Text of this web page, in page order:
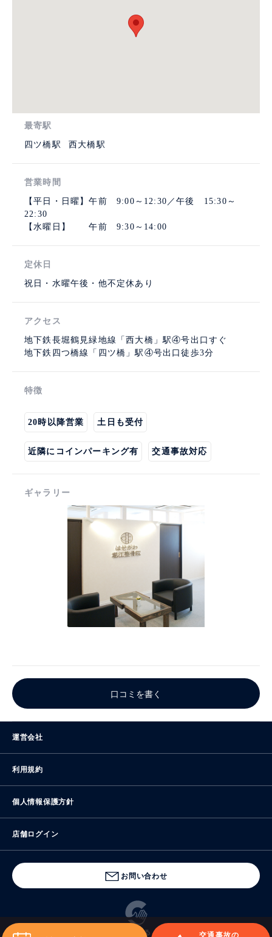
最寄駅
四ツ橋駅 西大橋駅
営業時間
【平日・日曜】午前 9:00～12:30／午後 15:30～
22:30
【水曜日】 午前 9:30～14:00
定休日
祝日・水曜午後・他不定休あり
アクセス
地下鉄長堀鶴見緑地線「西大橋」駅④号出口すぐ
地下鉄四つ橋線「四ツ橋」駅④号出口徒歩3分
特徴
20時以降営業 土日も受付
近隣にコインパーキング有 交通事故対応
ギャラリー
口コミを書く
交通事故の
運営会社
利用規約
個人情報保護方針
店舗ログイン
お問い合わせ